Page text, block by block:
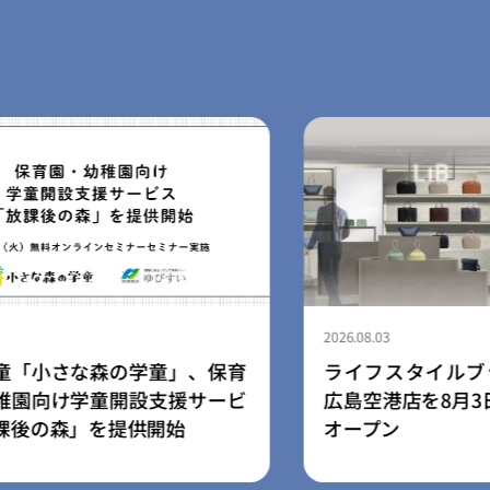
保育
ービ
ライフスタイルブランド「LIB」、
広島空港店を8月3日にリニューアル
オープン